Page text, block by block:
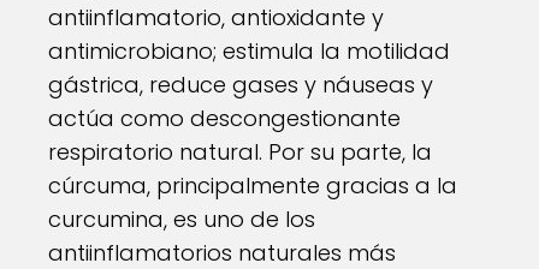
antiinflamatorio, antioxidante y
antimicrobiano; estimula la motilidad
gástrica, reduce gases y náuseas y
actúa como descongestionante
respiratorio natural. Por su parte, la
cúrcuma, principalmente gracias a la
curcumina, es uno de los
antiinflamatorios naturales más